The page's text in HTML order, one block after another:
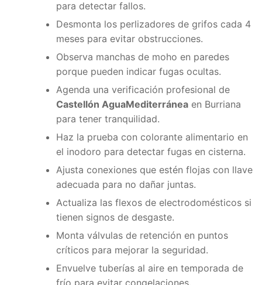
para detectar fallos.
Desmonta los perlizadores de grifos cada 4
meses para evitar obstrucciones.
Observa manchas de moho en paredes
porque pueden indicar fugas ocultas.
Agenda una verificación profesional de
Castellón AguaMediterránea en Burriana
para tener tranquilidad.
Haz la prueba con colorante alimentario en
el inodoro para detectar fugas en cisterna.
Ajusta conexiones que estén flojas con llave
adecuada para no dañar juntas.
Actualiza las flexos de electrodomésticos si
tienen signos de desgaste.
Monta válvulas de retención en puntos
críticos para mejorar la seguridad.
Envuelve tuberías al aire en temporada de